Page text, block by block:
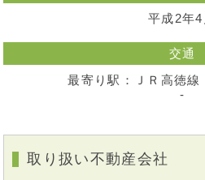
平成2年4
交通
最寄り駅：ＪＲ高徳線
-
取り扱い不動産会社